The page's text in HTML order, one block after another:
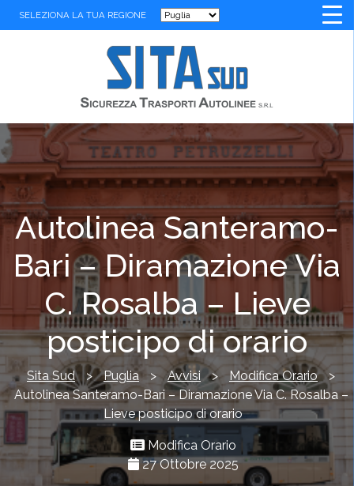
SELEZIONA LA TUA REGIONE
Autolinea Santeramo-
Bari – Diramazione Via
C. Rosalba – Lieve
posticipo di orario
Sita Sud > Puglia > Avvisi > Modifica Orario >
Autolinea Santeramo-Bari – Diramazione Via C. Rosalba –
Lieve posticipo di orario
Modifica Orario
27 Ottobre 2025